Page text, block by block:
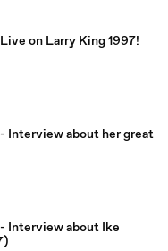
on Larry King 1997!
Interview about her great
Interview about Ike